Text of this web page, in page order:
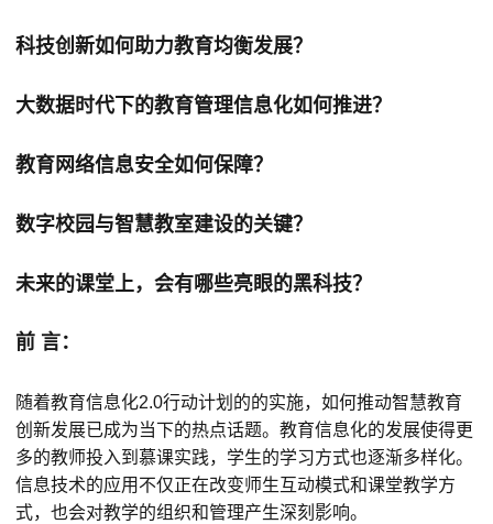
科技创新如何助力教育均衡发展？
大数据时代下的教育管理信息化如何推进？
教育网络信息安全如何保障？
数字校园与智慧教室建设的关键？
未来的课堂上，会有哪些亮眼的黑科技？
前 言：
随着教育信息化2.0行动计划的的实施，如何推动智慧教育
创新发展已成为当下的热点话题。教育信息化的发展使得更
多的教师投入到慕课实践，学生的学习方式也逐渐多样化。
信息技术的应用不仅正在改变师生互动模式和课堂教学方
式，也会对教学的组织和管理产生深刻影响。